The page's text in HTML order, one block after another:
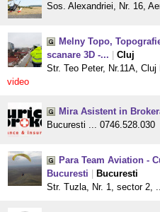
Sos. Alexandriei, Nr. 16,
Melny Topo,
scanare 3D -...
Cluj
Str. Teo Peter, Nr.11A,
video
Mira Asistent in
Bucuresti ... 0746.528.030
Para Team Aviation -
Bucuresti
Bucuresti
Str. Tuzla, Nr. 1, sector 2,